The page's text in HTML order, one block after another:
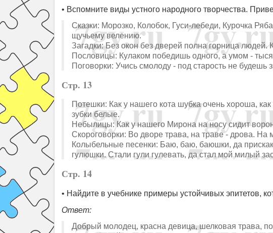
• Вспомните виды устного народного творчества.
Сказки: Морозко, Колобок, Гуси-лебеди, Курочка
щучьему велению.
Загадки: Без окон без дверей полна горница
Пословицы: Кулаком победишь одного, а умом -
Поговорки: Учись смолоду - под старость не будешь
Стр. 13
Потешки: Как у нашего кота шубка очень хороша,
зубки белые.
Небылицы: Как у нашего Мирона на носу сидит
Скороговорки: Во дворе трава, на траве - дрова.
Колыбельные песенки: Баю, баю, баюшки, да
гулюшки. Стали гули гулевать, да стал мой милый
Стр. 14
• Найдите в учебнике примеры устойчивых эпитетов,
Ответ:
Добрый молодец, красна девица, шелковая трава,